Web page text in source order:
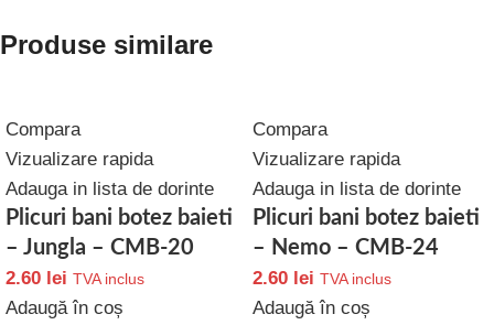
Produse similare
Compara
Vizualizare rapida
Adauga in lista de dorinte
Plicuri bani botez baieti
– Jungla – CMB-20
2.60 lei TVA inclus
Adaugă în coș
Compara
Vizualizare rapida
Adauga in lista de dorinte
Plicuri bani botez baieti
– Nemo – CMB-24
2.60 lei TVA inclus
Adaugă în coș